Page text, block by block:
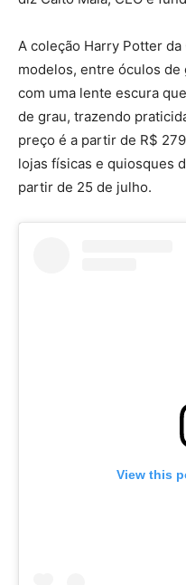
A coleção Harry Potter
modelos, entre óculos de
com uma lente escura
de grau, trazendo
preço é a partir de R$
lojas físicas e quiosques
partir de 25 de julho.
View this